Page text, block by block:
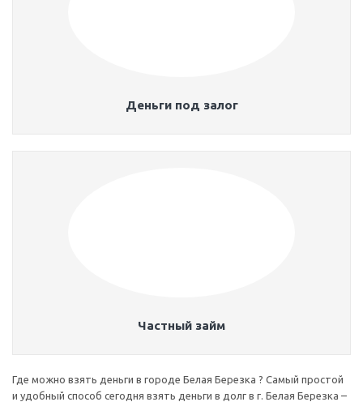
Деньги под залог
Частный займ
Где можно взять деньги в городе Белая Березка ? Самый простой
и удобный способ сегодня взять деньги в долг в г. Белая Березка –